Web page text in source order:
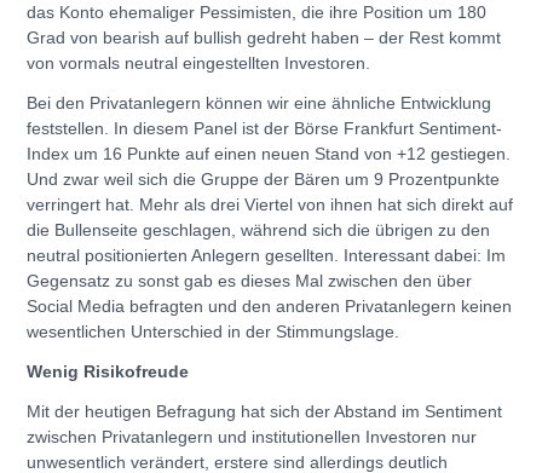
das Konto ehemaliger Pessimisten, die ihre Position um 180
Grad von bearish auf bullish gedreht haben – der Rest kommt
von vormals neutral eingestellten Investoren.
Bei den Privatanlegern können wir eine ähnliche Entwicklung
feststellen. In diesem Panel ist der Börse Frankfurt Sentiment-
Index um 16 Punkte auf einen neuen Stand von +12 gestiegen.
Und zwar weil sich die Gruppe der Bären um 9 Prozentpunkte
verringert hat. Mehr als drei Viertel von ihnen hat sich direkt auf
die Bullenseite geschlagen, während sich die übrigen zu den
neutral positionierten Anlegern gesellten. Interessant dabei: Im
Gegensatz zu sonst gab es dieses Mal zwischen den über
Social Media befragten und den anderen Privatanlegern keinen
wesentlichen Unterschied in der Stimmungslage.
Wenig Risikofreude
Mit der heutigen Befragung hat sich der Abstand im Sentiment
zwischen Privatanlegern und institutionellen Investoren nur
unwesentlich verändert, erstere sind allerdings deutlich